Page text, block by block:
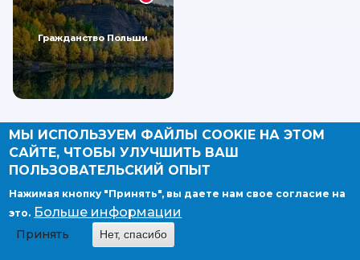
Гражданство Польши
МЫ ИСПОЛЬЗУЕМ ФАЙЛЫ COOKIE НА ЭТОМ
САЙТЕ, ЧТОБЫ УЛУЧШИТЬ ВАШ
ПОЛЬЗОВАТЕЛЬСКИЙ ОПЫТ
Нажимая кнопку "Принять", вы даете нам свое согласие на
это. Больше информации
Принять Нет, спасибо